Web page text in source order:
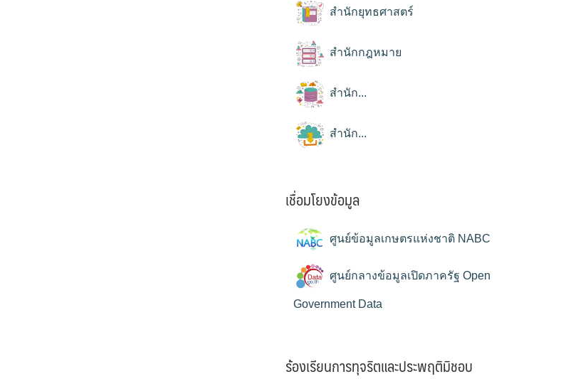
สำนักยุทธศาสตร์
สำนักกฎหมาย
สำนัก...
สำนัก...
เชื่อมโยงข้อมูล
ศูนย์ข้อมูลเกษตรแห่งชาติ NABC
ศูนย์กลางข้อมูลเปิดภาครัฐ Open
Government Data
ร้องเรียนการทุจริตและประพฤติมิชอบ